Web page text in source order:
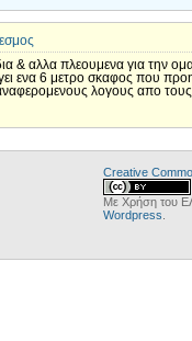
& αλλα πλεουμενα για την
ενα 6 μετρο σκαφος που
λογους απο
Creative
Με Χρήση του
Wordpress